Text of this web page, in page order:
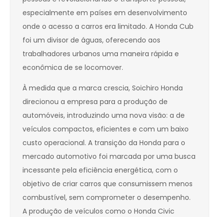
especialmente em países em desenvolvimento
onde o acesso a carros era limitado. A Honda Cub
foi um divisor de águas, oferecendo aos
trabalhadores urbanos uma maneira rápida e
econômica de se locomover.
À medida que a marca crescia, Soichiro Honda
direcionou a empresa para a produção de
automóveis, introduzindo uma nova visão: a de
veículos compactos, eficientes e com um baixo
custo operacional. A transição da Honda para o
mercado automotivo foi marcada por uma busca
incessante pela eficiência energética, com o
objetivo de criar carros que consumissem menos
combustível, sem comprometer o desempenho.
A produção de veículos como o Honda Civic